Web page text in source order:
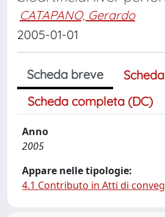
CATAPANO, Gerardo
2005-01-01
Scheda breve
Scheda completa (DC)
Anno
2005
Appare nelle tipologie:
4.1 Contributo in Atti di